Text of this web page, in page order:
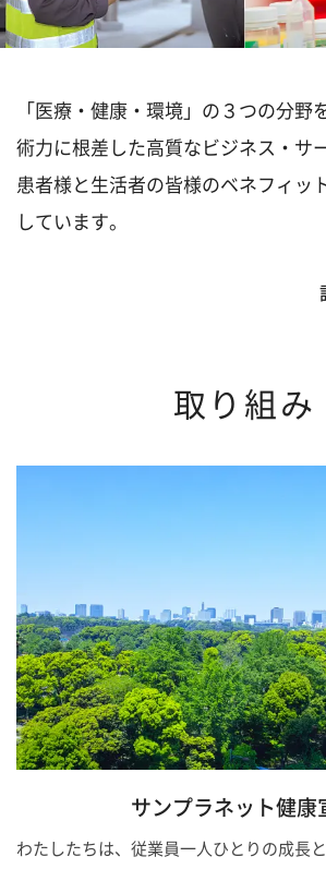
「医療・健康・環境」の３つの分野
術力に根差した高質なビジネス・サ
患者様と生活者の皆様のベネフィッ
しています。
取り組み
サンプラネット健康
わたしたちは、従業員一人ひとりの成長